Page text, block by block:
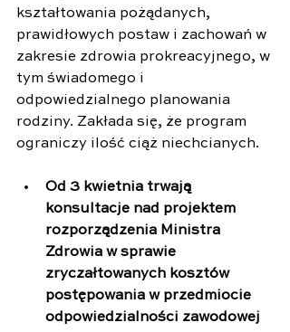
kształtowania pożądanych,
prawidłowych postaw i zachowań w
zakresie zdrowia prokreacyjnego, w
tym świadomego i
odpowiedzialnego planowania
rodziny. Zakłada się, że program
ograniczy ilość ciąż niechcianych.
Od 3 kwietnia trwają
konsultacje nad projektem
rozporządzenia Ministra
Zdrowia w sprawie
zryczałtowanych kosztów
postępowania w przedmiocie
odpowiedzialności zawodowej